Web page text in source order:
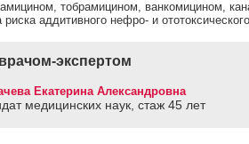
тобрамицином, ванкомицином,
аддитивного нефро- и
экспертом
Екатерина Александровна
медицинских наук, стаж 45 лет